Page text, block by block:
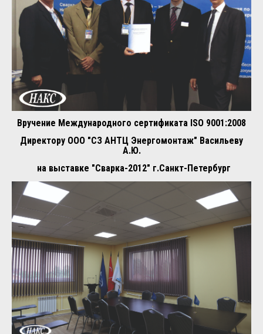
Вручение Международного сертификата ISO 9001:2008
Директору ООО "СЗ АНТЦ Энергомонтаж" Васильеву
А.Ю.
на выставке "Сварка-2012" г.Санкт-Петербург